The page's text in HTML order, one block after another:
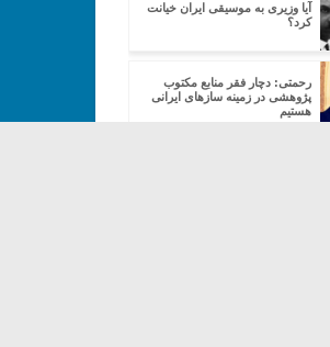
آیا وزیری به موسیقی ایران خیانت
کرد؟
رحمتی: دچار فقر منابع مکتوب
پژوهشی در زمینه سازهای ایرانی
هستیم